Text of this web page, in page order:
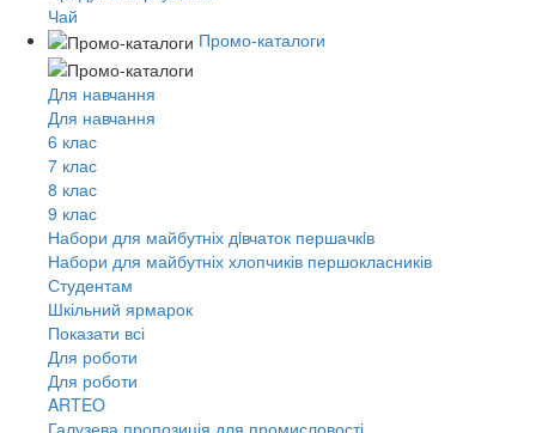
Чай
Промо-каталоги
Для навчання
Для навчання
6 клас
7 клас
8 клас
9 клас
Набори для майбутніх дiвчаток першачкiв
Набори для майбутніх хлопчиків першокласників
Студентам
Шкільний ярмарок
Показати всі
Для роботи
Для роботи
ARTEO
Галузева пропозиція для промисловості